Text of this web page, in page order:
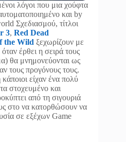
λόγοι που μια χούφτα
και by
Σχεδιασμού, τίτλοι
3, Red Dead
the Wild ξεχωρίζουν με
έρθει η σειρά τους
θα μνημονεύονται ως
τους προγόνους τους.
είχαν ένα πολύ
στοχευμένο και
από τη σιγουριά
στο να κατορθώσουν να
σε εξέχων Game